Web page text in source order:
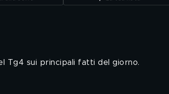
Tg4 sui principali fatti del giorno.